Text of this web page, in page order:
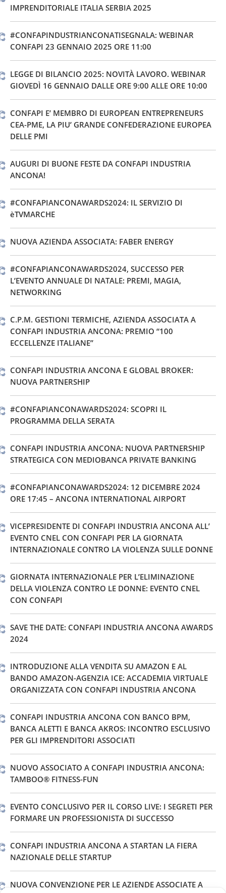
IMPRENDITORIALE ITALIA SERBIA 2025
#CONFAPINDUSTRIANCONATISEGNALA: WEBINAR
CONFAPI 23 GENNAIO 2025 ORE 11:00
LEGGE DI BILANCIO 2025: NOVITÀ LAVORO. WEBINAR
GIOVEDÌ 16 GENNAIO DALLE ORE 9:00 ALLE ORE 10:00
CONFAPI E’ MEMBRO DI EUROPEAN ENTREPRENEURS
CEA-PME, LA PIU’ GRANDE CONFEDERAZIONE EUROPEA
DELLE PMI
AUGURI DI BUONE FESTE DA CONFAPI INDUSTRIA
ANCONA!
#CONFAPIANCONAWARDS2024: IL SERVIZIO DI
èTVMARCHE
NUOVA AZIENDA ASSOCIATA: FABER ENERGY
#CONFAPIANCONAWARDS2024, SUCCESSO PER
L’EVENTO ANNUALE DI NATALE: PREMI, MAGIA,
NETWORKING
C.P.M. GESTIONI TERMICHE, AZIENDA ASSOCIATA A
CONFAPI INDUSTRIA ANCONA: PREMIO “100
ECCELLENZE ITALIANE”
CONFAPI INDUSTRIA ANCONA E GLOBAL BROKER:
NUOVA PARTNERSHIP
#CONFAPIANCONAWARDS2024: SCOPRI IL
PROGRAMMA DELLA SERATA
CONFAPI INDUSTRIA ANCONA: NUOVA PARTNERSHIP
STRATEGICA CON MEDIOBANCA PRIVATE BANKING
#CONFAPIANCONAWARDS2024: 12 DICEMBRE 2024
ORE 17:45 – ANCONA INTERNATIONAL AIRPORT
VICEPRESIDENTE DI CONFAPI INDUSTRIA ANCONA ALL’
EVENTO CNEL CON CONFAPI PER LA GIORNATA
INTERNAZIONALE CONTRO LA VIOLENZA SULLE DONNE
GIORNATA INTERNAZIONALE PER L’ELIMINAZIONE
DELLA VIOLENZA CONTRO LE DONNE: EVENTO CNEL
CON CONFAPI
SAVE THE DATE: CONFAPI INDUSTRIA ANCONA AWARDS
2024
INTRODUZIONE ALLA VENDITA SU AMAZON E AL
BANDO AMAZON-AGENZIA ICE: ACCADEMIA VIRTUALE
ORGANIZZATA CON CONFAPI INDUSTRIA ANCONA
CONFAPI INDUSTRIA ANCONA CON BANCO BPM,
BANCA ALETTI E BANCA AKROS: INCONTRO ESCLUSIVO
PER GLI IMPRENDITORI ASSOCIATI
NUOVO ASSOCIATO A CONFAPI INDUSTRIA ANCONA:
TAMBOO® FITNESS-FUN
EVENTO CONCLUSIVO PER IL CORSO LIVE: I SEGRETI PER
FORMARE UN PROFESSIONISTA DI SUCCESSO
CONFAPI INDUSTRIA ANCONA A STARTAN LA FIERA
NAZIONALE DELLE STARTUP
NUOVA CONVENZIONE PER LE AZIENDE ASSOCIATE A